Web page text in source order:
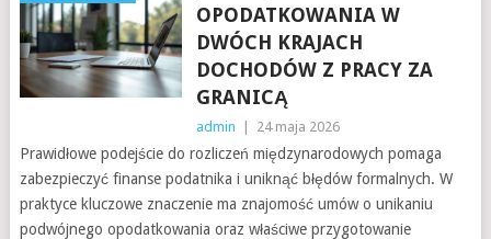
OPODATKOWANIA W
DWÓCH KRAJACH
DOCHODÓW Z PRACY ZA
GRANICĄ
admin 24 maja 2026
Prawidłowe podejście do rozliczeń międzynarodowych pomaga
zabezpieczyć finanse podatnika i uniknąć błędów formalnych. W
praktyce kluczowe znaczenie ma znajomość umów o unikaniu
podwójnego opodatkowania oraz właściwe przygotowanie